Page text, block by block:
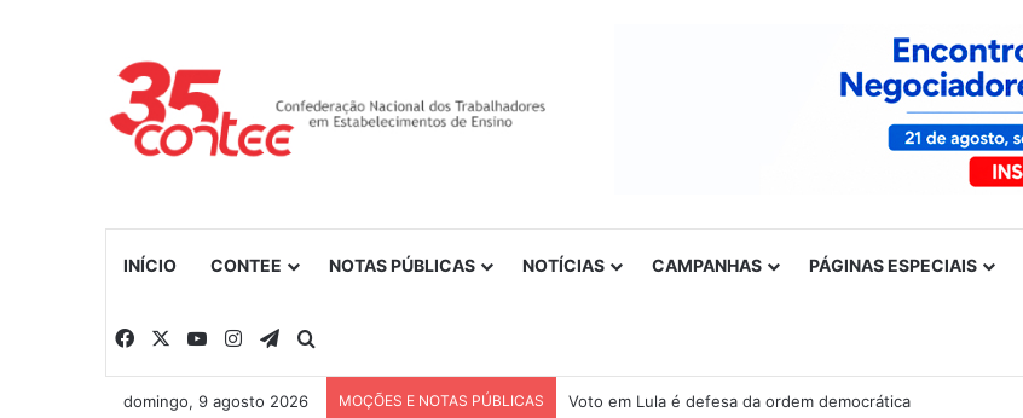
INÍCIO CONTEE NOTAS PÚBLICAS NOTÍCIAS CAMPANHAS PÁGINAS ESPECIAIS
Facebook YouTubeInstagramTelegram
domingo, 9 agosto 2026 MOÇÕES E NOTAS PÚBLICAS Voto em Lula é defesa da ordem democrática